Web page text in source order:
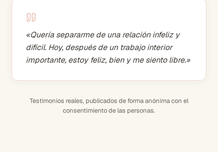
«Quería separarme de una relación infeliz y
difícil. Hoy, después de un trabajo interior
importante, estoy feliz, bien y me siento libre.»
Testimonios reales, publicados de forma anónima con el
consentimiento de las personas.